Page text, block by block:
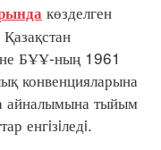
көзделген
БҰҰ-ның 1961
конвенцияларына
айналымына тыйым
енгiзiледi.